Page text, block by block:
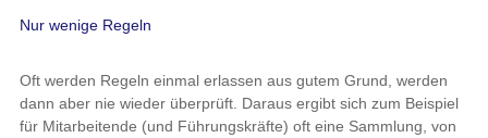
Nur wenige Regeln
Oft werden Regeln einmal erlassen aus gutem Grund, werden
dann aber nie wieder überprüft. Daraus ergibt sich zum Beispiel
für Mitarbeitende (und Führungskräfte) oft eine Sammlung, von